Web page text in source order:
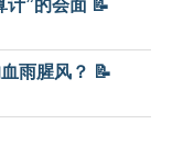
计”的会面 📝
雨腥风？ 📝